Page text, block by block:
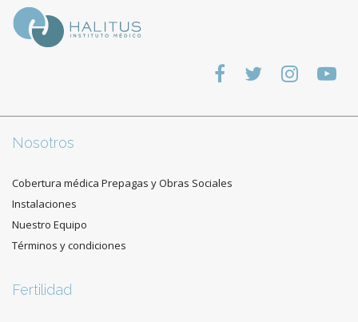
Nosotros
Cobertura médica Prepagas y Obras Sociales
Instalaciones
Nuestro Equipo
Términos y condiciones
Fertilidad